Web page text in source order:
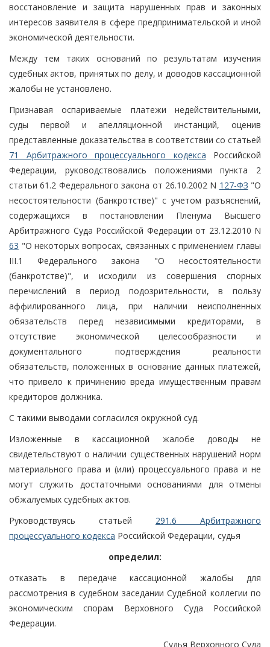
восстановление и защита нарушенных прав и законных
интересов заявителя в сфере предпринимательской и иной
экономической деятельности.
Между тем таких оснований по результатам изучения
судебных актов, принятых по делу, и доводов кассационной
жалобы не установлено.
Признавая оспариваемые платежи недействительными,
суды первой и апелляционной инстанций, оценив
представленные доказательства в соответствии со статьей
71 Арбитражного процессуального кодекса Российской
Федерации, руководствовались положениями пункта 2
статьи 61.2 Федерального закона от 26.10.2002 N 127-ФЗ "О
несостоятельности (банкротстве)" с учетом разъяснений,
содержащихся в постановлении Пленума Высшего
Арбитражного Суда Российской Федерации от 23.12.2010 N
63 "О некоторых вопросах, связанных с применением главы
III.1 Федерального закона "О несостоятельности
(банкротстве)", и исходили из совершения спорных
перечислений в период подозрительности, в пользу
аффилированного лица, при наличии неисполненных
обязательств перед независимыми кредиторами, в
отсутствие экономической целесообразности и
документального подтверждения реальности
обязательств, положенных в основание данных платежей,
что привело к причинению вреда имущественным правам
кредиторов должника.
С такими выводами согласился окружной суд.
Изложенные в кассационной жалобе доводы не
свидетельствуют о наличии существенных нарушений норм
материального права и (или) процессуального права и не
могут служить достаточными основаниями для отмены
обжалуемых судебных актов.
Руководствуясь статьей 291.6 Арбитражного
процессуального кодекса Российской Федерации, судья
определил:
отказать в передаче кассационной жалобы для
рассмотрения в судебном заседании Судебной коллегии по
экономическим спорам Верховного Суда Российской
Федерации.
Судья Верховного Суда